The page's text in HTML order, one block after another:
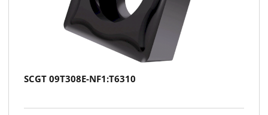
SCGT 09T308E-NF1:T6310